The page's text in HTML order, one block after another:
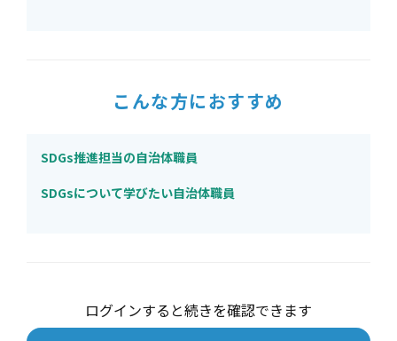
こんな方におすすめ
SDGs推進担当の自治体職員
SDGsについて学びたい自治体職員
ログインすると続きを確認できます